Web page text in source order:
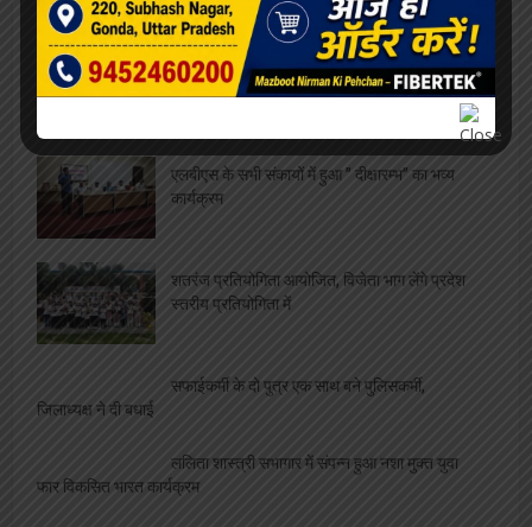
विश्वनाथ मंदिर पर दलालों का कब्ज़ा, VIP दर्शन के नाम
पर महिला से वसूले 4000, वीडियो वायरल
एलबीएस के सभी संकायों में हुआ ” दीक्षारम्भ” का भव्य
कार्यक्रम
शतरंज प्रतियोगिता आयोजित, विजेता भाग लेंगे प्रदेश
स्तरीय प्रतियोगिता में
सफाईकर्मी के दो पुत्र एक साथ बने पुलिसकर्मी,
जिलाध्यक्ष ने दी बधाई
ललिता शास्त्री सभागार में संपन्न हुआ नशा मुक्त युवा
फार विकसित भारत कार्यक्रम